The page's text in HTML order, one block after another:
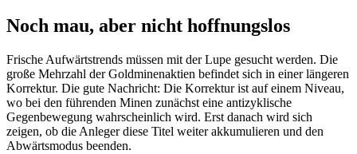
Noch mau, aber nicht hoffnungslos
Frische Aufwärtstrends müssen mit der Lupe gesucht werden. Die
große Mehrzahl der Goldminenaktien befindet sich in einer längeren
Korrektur. Die gute Nachricht: Die Korrektur ist auf einem Niveau,
wo bei den führenden Minen zunächst eine antizyklische
Gegenbewegung wahrscheinlich wird. Erst danach wird sich
zeigen, ob die Anleger diese Titel weiter akkumulieren und den
Abwärtsmodus beenden.